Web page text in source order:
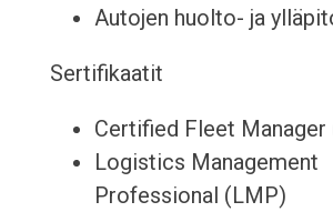
Autojen huolto- ja
Sertifikaatit
Certified Fleet Manager
Logistics Management
Professional (LMP)